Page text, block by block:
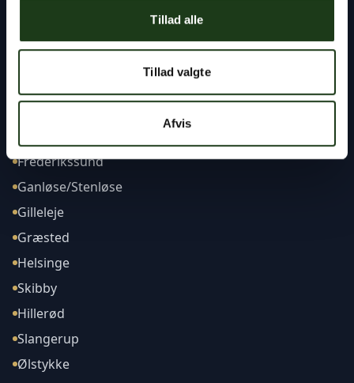
Tillad alle
Tillad valgte
Afvis
Frederikssund
Ganløse/Stenløse
Gilleleje
Græsted
Helsinge
Skibby
Hillerød
Slangerup
Ølstykke